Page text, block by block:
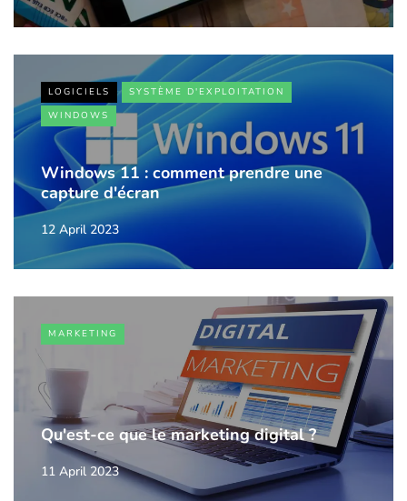
LOGICIELS
SYSTÈME D'EXPLOITATION
WINDOWS
Windows 11 : comment prendre une
capture d'écran
12 April 2023
MARKETING
Qu'est-ce que le marketing digital ?
11 April 2023